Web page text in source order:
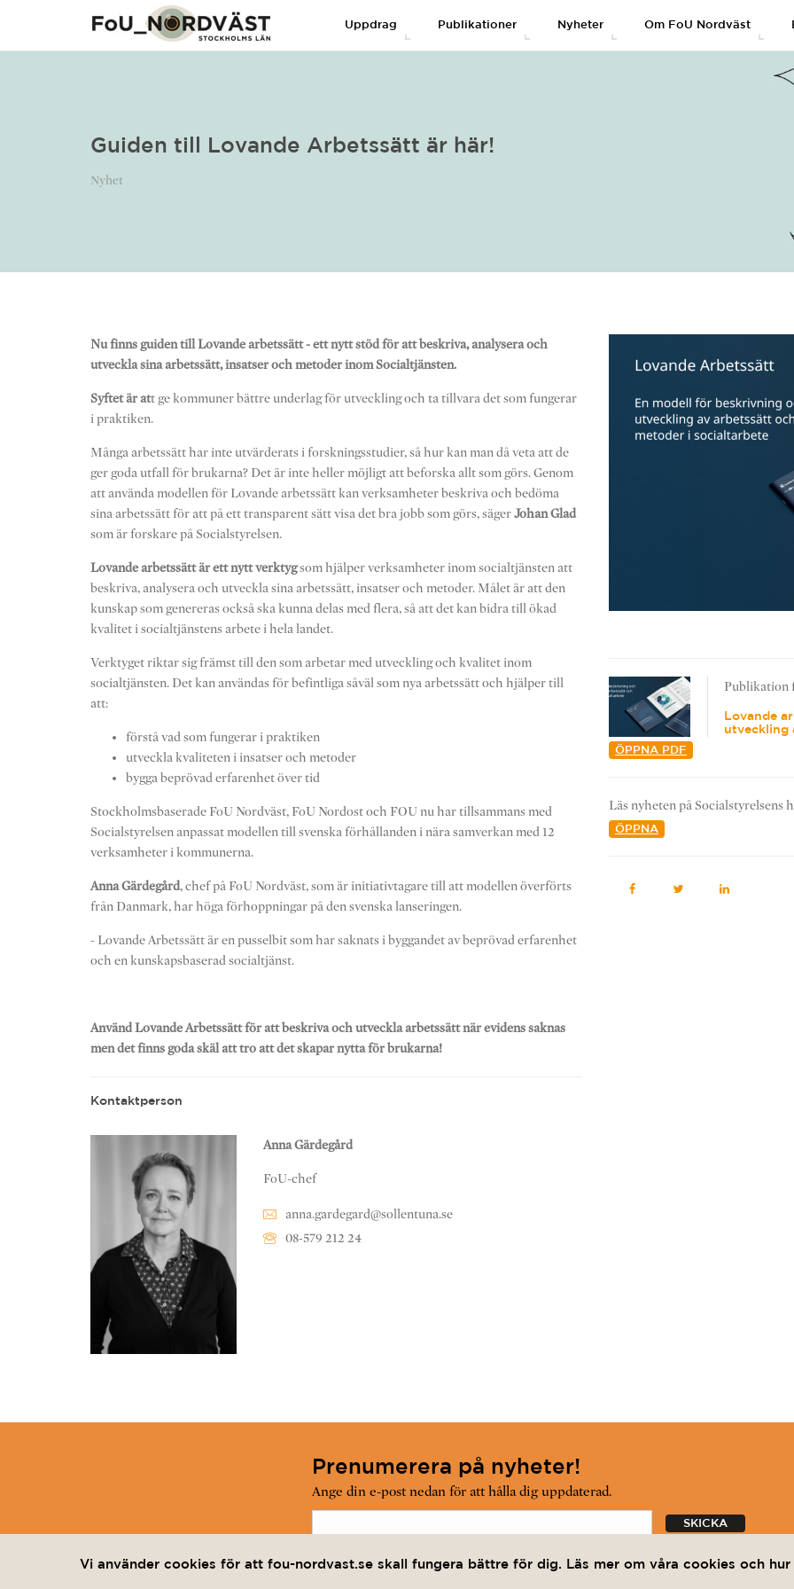
Uppdrag Publikationer Nyheter Om FoU Nordväst
Guiden till Lovande Arbetssätt är här!
Nyhet
Nu finns guiden till Lovande arbetssätt - ett nytt stöd för att beskriva, analysera och
utveckla sina arbetssätt, insatser och metoder inom Socialtjänsten.
Syftet är att ge kommuner bättre underlag för utveckling och ta tillvara det som fungerar
i praktiken.
Många arbetssätt har inte utvärderats i forskningsstudier, så hur kan man då veta att de
ger goda utfall för brukarna? Det är inte heller möjligt att beforska allt som görs. Genom
att använda modellen för Lovande arbetssätt kan verksamheter beskriva och bedöma
sina arbetssätt för att på ett transparent sätt visa det bra jobb som görs, sägerJohan Glad
som är forskare på Socialstyrelsen.
Lovande arbetssätt är ett nytt verktygsom hjälper verksamheter inom socialtjänsten att
beskriva, analysera och utveckla sina arbetssätt, insatser och metoder. Målet är att den
kunskap som genereras också ska kunna delas med flera, så att det kan bidra till ökad
kvalitet i socialtjänstens arbete i hela landet.
Verktyget riktar sig främst till den som arbetar med utveckling och kvalitet inom
socialtjänsten. Det kan användas för befintliga såväl som nya arbetssätt och hjälper till
att:
förstå vad som fungerar i praktiken
utveckla kvaliteten i insatser och metoder
bygga beprövad erfarenhet över tid
Stockholmsbaserade FoU Nordväst, FoU Nordost och FOU nu har tillsammans med
Socialstyrelsen anpassat modellen till svenska förhållanden i nära samverkan med 12
verksamheter i kommunerna.
Anna Gärdegård, chef på FoU Nordväst, som är initiativtagare till att modellen överförts
från Danmark, har höga förhoppningar på den svenska lanseringen.
- Lovande Arbetssätt är en pusselbit som har saknats i byggandet av beprövad erfarenhet
och en kunskapsbaserad socialtjänst.
Använd Lovande Arbetssätt för att beskriva och utveckla arbetssätt när evidens saknas
men det finns goda skäl att tro att det skapar nytta för brukarna!
Kontaktperson
Anna Gärdegård
FoU-chef
anna.gardegard@sollentuna.se
08-579 212 24
Publikation
Lovande
utveckling
ÖPPNA PDF
Läs nyheten på Socialstyrelsens
ÖPPNA
Prenumerera på nyheter!
Ange din e-post nedan för att hålla dig uppdaterad.
Vi använder cookies för att fou-nordvast.se skall fungera bättre för dig. Läs mer om våra cookies och hur